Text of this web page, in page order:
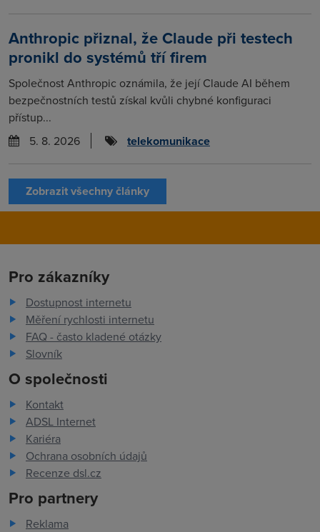
Anthropic přiznal, že Claude při testech
pronikl do systémů tří firem
Společnost Anthropic oznámila, že její Claude AI během
bezpečnostních testů získal kvůli chybné konfiguraci
přístup...
5. 8. 2026
telekomunikace
Zobrazit všechny články
Pro zákazníky
Dostupnost internetu
Měření rychlosti internetu
FAQ - často kladené otázky
Slovník
O společnosti
Kontakt
ADSL Internet
Kariéra
Ochrana osobních údajů
Recenze dsl.cz
Pro partnery
Reklama